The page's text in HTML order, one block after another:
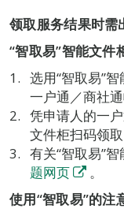
领取服务结果时需
“智取易”智能文件
选用“智取易”
一户通／商社
凭申请人的一
文件柜扫码领取
有关“智取易”
题网页
。
使用“智取易”的注